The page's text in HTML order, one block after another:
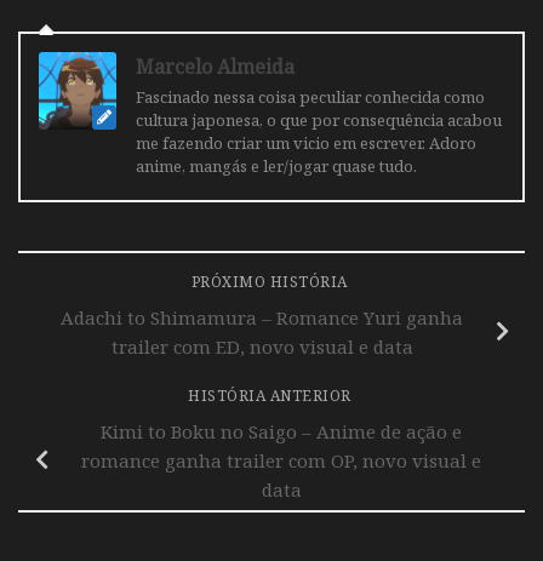
Marcelo Almeida
Fascinado nessa coisa peculiar conhecida como
cultura japonesa, o que por consequência acabou
me fazendo criar um vicio em escrever. Adoro
anime, mangás e ler/jogar quase tudo.
PRÓXIMO HISTÓRIA
Adachi to Shimamura – Romance Yuri ganha
trailer com ED, novo visual e data
HISTÓRIA ANTERIOR
Kimi to Boku no Saigo – Anime de ação e
romance ganha trailer com OP, novo visual e
data